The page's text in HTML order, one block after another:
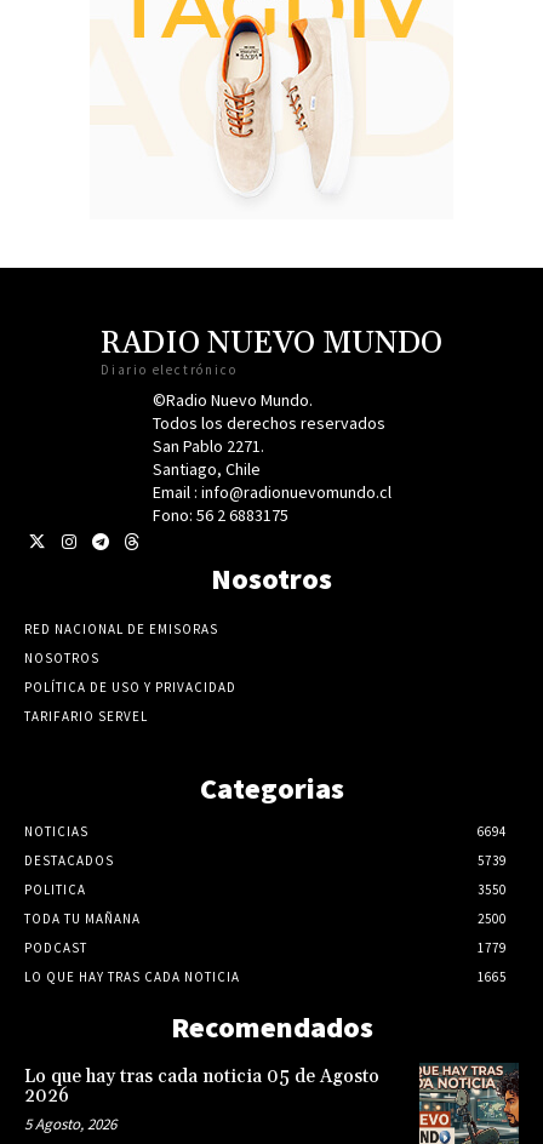
RADIO NUEVO MUNDO
Diario electrónico
©Radio Nuevo Mundo.
Todos los derechos reservados
San Pablo 2271.
Santiago, Chile
Email : info@radionuevomundo.cl
Fono: 56 2 6883175
Nosotros
RED NACIONAL DE EMISORAS
NOSOTROS
POLÍTICA DE USO Y PRIVACIDAD
TARIFARIO SERVEL
Categorias
NOTICIAS
6694
DESTACADOS
5739
POLITICA
3550
TODA TU MAÑANA
2500
PODCAST
1779
LO QUE HAY TRAS CADA NOTICIA
1665
Recomendados
Lo que hay tras cada noticia 05 de Agosto
2026
5 Agosto, 2026